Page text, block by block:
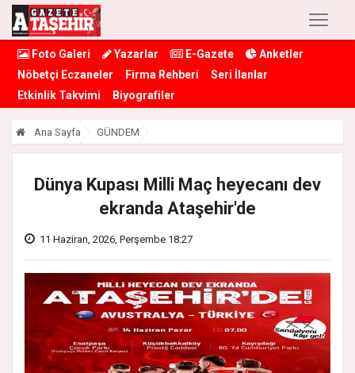
Foto Galeri Yazarlar E-Gazete
Anketler
Nöbetçi Eczaneler
Firma Rehberi
Seri İlanlar
Etkinlik Takvimi
Biyografiler
Ana Sayfa GÜNDEM
Dünya Kupası Milli Maç heyecanı dev
ekranda Ataşehir'de
11 Haziran, 2026, Perşembe 18:27